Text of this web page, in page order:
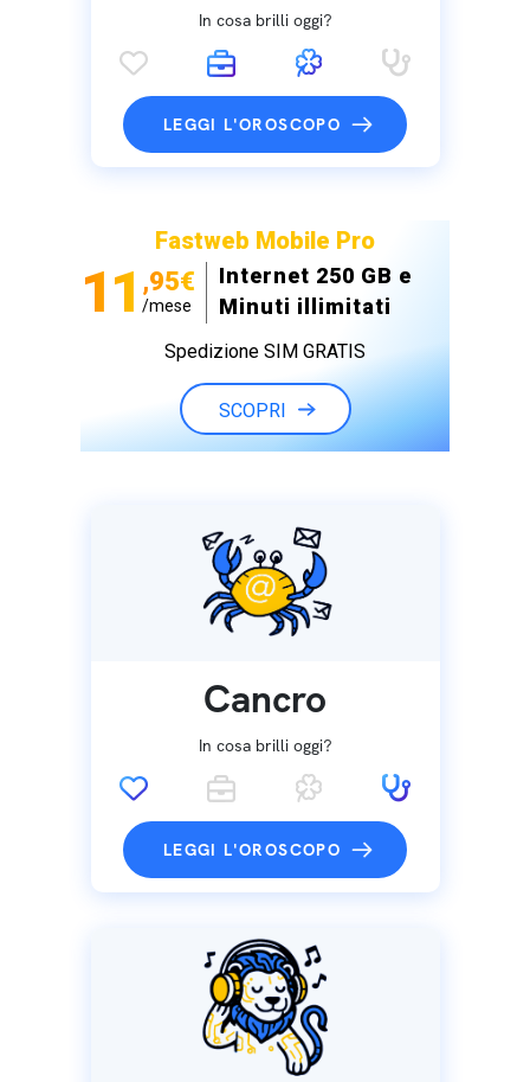
In cosa brilli oggi?
LEGGI L'OROSCOPO
Fastweb Mobile Pro
11 ,95€
/mese
Internet 250 GB e
Minuti illimitati
Spedizione SIM GRATIS
SCOPRI
Cancro
In cosa brilli oggi?
LEGGI L'OROSCOPO